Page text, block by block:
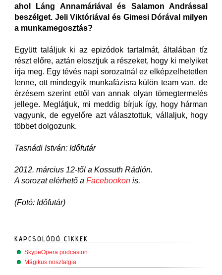
ahol Láng Annamáriával és Salamon Andrással
beszélget. Jeli Viktóriával és Gimesi Dórával milyen
a munkamegosztás?
Együtt találjuk ki az epizódok tartalmát, általában tíz
részt előre, aztán elosztjuk a részeket, hogy ki melyiket
írja meg. Egy tévés napi sorozatnál ez elképzelhetetlen
lenne, ott mindegyik munkafázisra külön team van, de
érzésem szerint ettől van annak olyan tömegtermelés
jellege. Meglátjuk, mi meddig bírjuk így, hogy hárman
vagyunk, de egyelőre azt választottuk, vállaljuk, hogy
többet dolgozunk.
Tasnádi István: Időfutár
2012. március 12-től a Kossuth Rádión.
A sorozat elérhető a Facebookon is.
(Fotó: Időfutár)
KAPCSOLÓDÓ CIKKEK
SkypeOpera podcaston
Mágikus nosztalgia